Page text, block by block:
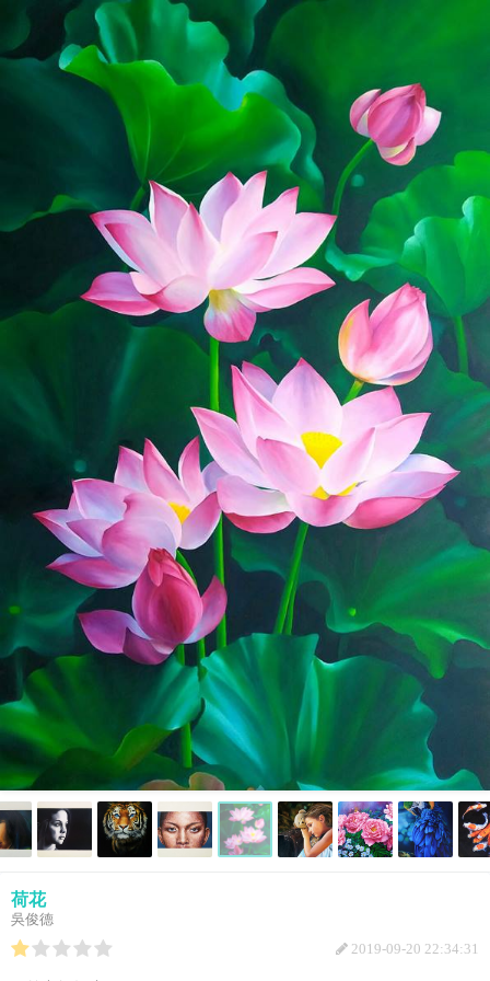
荷花
吳俊德
2019-09-20 22:34:31